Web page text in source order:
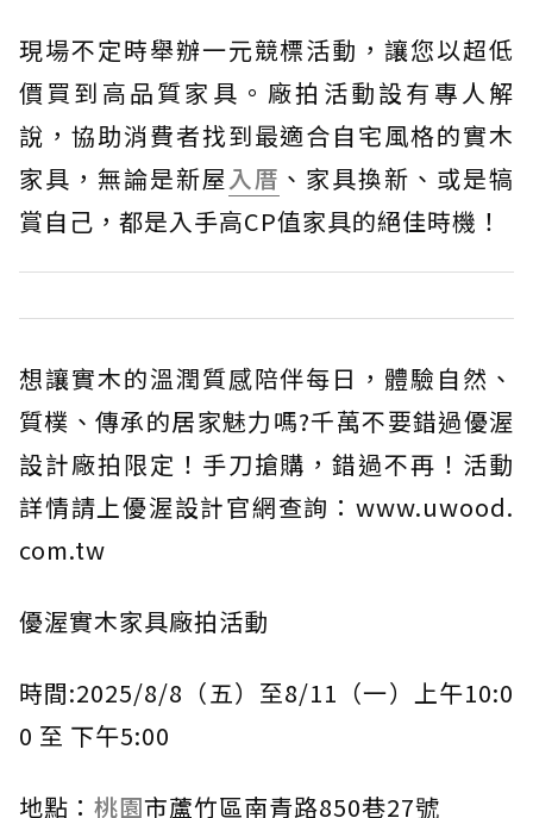
現場不定時舉辦一元競標活動，讓您以超低
價買到高品質家具。廠拍活動設有專人解
說，協助消費者找到最適合自宅風格的實木
家具，無論是新屋入厝 、家具換新、或是犒
賞自己，都是入手高CP值家具的絕佳時機！
想讓實木的溫潤質感陪伴每日，體驗自然、
質樸、傳承的居家魅力嗎?千萬不要錯過優渥
設計廠拍限定！手刀搶購，錯過不再！活動
詳情請上優渥設計官網查詢：www.uwood.
com.tw
優渥實木家具廠拍活動
時間:2025/8/8（五）至8/11（一）上午10:0
0 至 下午5:00
地點： 桃園市蘆竹區南青路850巷27號